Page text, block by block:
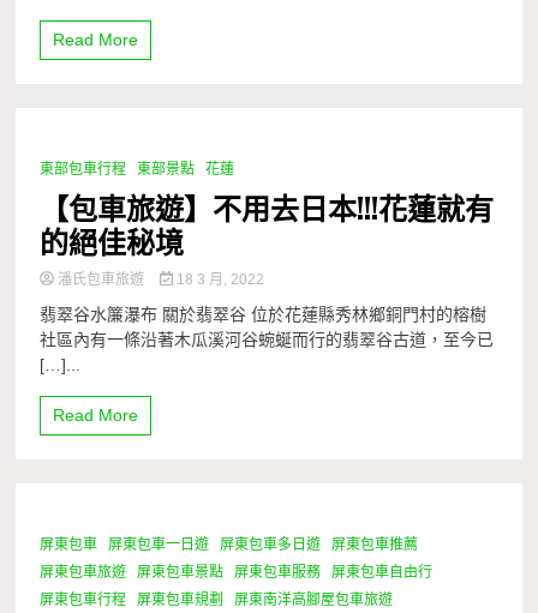
Read More
1 Minute
東部包車行程 東部景點 花蓮
【包車旅遊】不用去日本!!!花蓮就有
的絕佳秘境
潘氏包車旅遊 18 3 月, 2022
翡翠谷水簾瀑布 關於翡翠谷 位於花蓮縣秀林鄉銅門村的榕樹
社區內有一條沿著木瓜溪河谷蜿蜒而行的翡翠谷古道，至今已
[…]...
Read More
1 Minute
屏東包車 屏東包車一日遊 屏東包車多日遊
屏東包車推薦
屏東包車旅遊
屏東包車景點 屏東包車服務
屏東包車自由行
屏東包車行程
屏東包車規劃 屏東南洋高腳屋包車旅遊